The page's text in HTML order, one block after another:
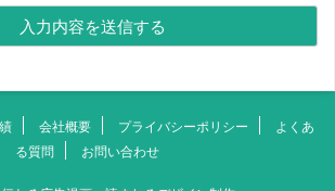
会社概要 プライバシーポリシー
よくあ
る質問
お問い合わせ